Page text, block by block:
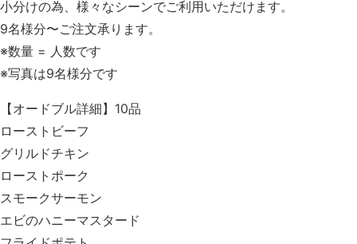
小分けの為、様々なシーンでご利用いただけます。
9名様分〜ご注文承ります。
※数量 = 人数です
※写真は9名様分です
【オードブル詳細】10品
ローストビーフ
グリルドチキン
ローストポーク
スモークサーモン
エビのハニーマスタード